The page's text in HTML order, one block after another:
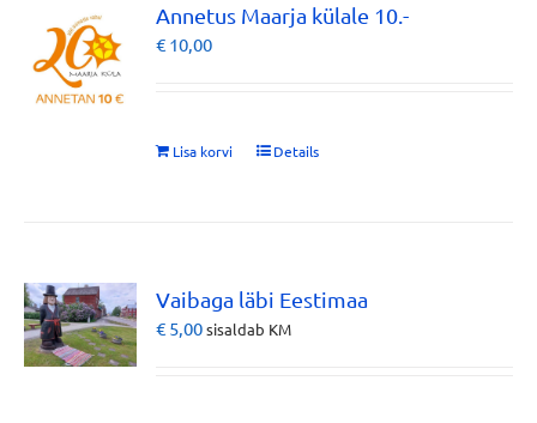
Annetus Maarja külale 10.-
€ 10,00
Lisa korvi Details
Vaibaga läbi Eestimaa
€ 5,00sisaldab KM